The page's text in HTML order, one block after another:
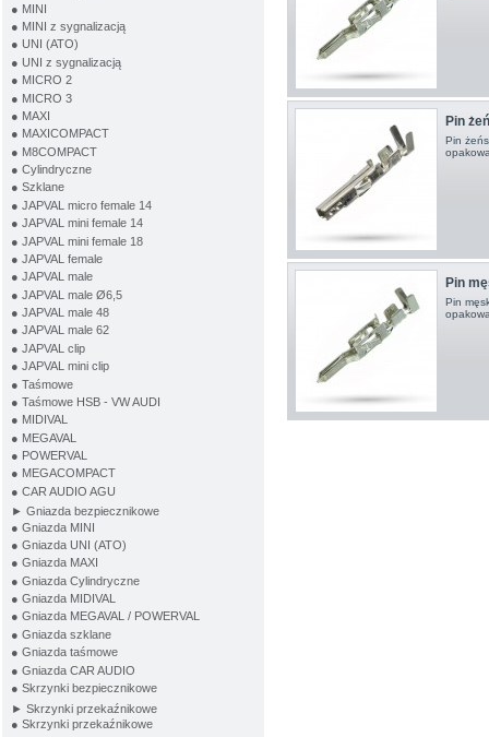
● MINI
● MINI z sygnalizacją
● UNI (ATO)
● UNI z sygnalizacją
● MICRO 2
● MICRO 3
● MAXI
● MAXICOMPACT
● M8COMPACT
● Cylindryczne
● Szklane
● JAPVAL micro female 14
● JAPVAL mini female 14
● JAPVAL mini female 18
● JAPVAL female
● JAPVAL male
● JAPVAL male Ø6,5
● JAPVAL male 48
● JAPVAL male 62
● JAPVAL clip
● JAPVAL mini clip
● Taśmowe
● Taśmowe HSB - VW AUDI
● MIDIVAL
● MEGAVAL
● POWERVAL
● MEGACOMPACT
● CAR AUDIO AGU
► Gniazda bezpiecznikowe
● Gniazda MINI
● Gniazda UNI (ATO)
● Gniazda MAXI
● Gniazda Cylindryczne
● Gniazda MIDIVAL
● Gniazda MEGAVAL / POWERVAL
● Gniazda szklane
● Gniazda taśmowe
● Gniazda CAR AUDIO
● Skrzynki bezpiecznikowe
► Skrzynki przekaźnikowe
● Skrzynki przekaźnikowe
Pin
Pin
Pin
Pin